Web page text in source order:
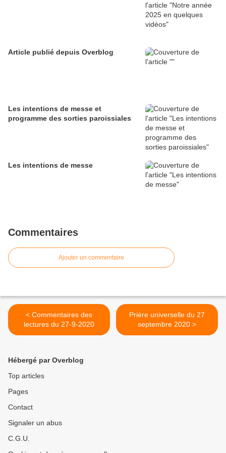
Article publié depuis Overblog
Les intentions de messe et
programme des sorties paroissiales
Les intentions de messe
Commentaires
Ajouter un commentaire
< Commentaires des
lectures du 27-9-2020
Prière universelle du 27
septembre 2020 >
Hébergé par Overblog
Top articles
Pages
Contact
Signaler un abus
C.G.U.